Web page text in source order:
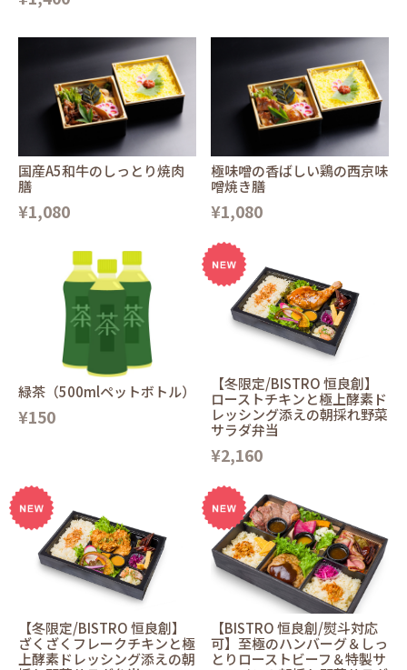
国産A5和牛のしっとり焼肉
膳
¥1,080
極味噌の香ばしい鶏の西京味
噌焼き膳
¥1,080
緑茶（500mlペットボトル）
¥150
【冬限定/BISTRO 恒良創】
ローストチキンと極上酵素ド
レッシング添えの朝採れ野菜
サラダ弁当
¥2,160
【冬限定/BISTRO 恒良創】
ざくざくフレークチキンと極
上酵素ドレッシング添えの朝
【BISTRO 恒良創/熨斗対応
可】至極のハンバーグ＆しっ
とりローストビーフ＆特製サ